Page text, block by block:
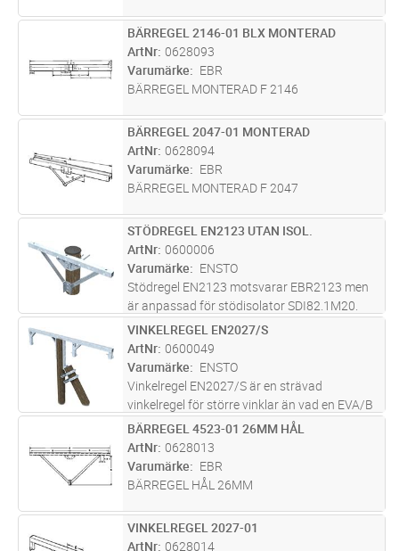
ST Lägg i kundvagn
BÄRREGEL 2146-01 BLX MONTERAD
ArtNr 0628093
Varumärke
EBR
BÄRREGEL MONTERAD F 2146
ST Lägg i kundvagn
BÄRREGEL 2047-01 MONTERAD
ArtNr 0628094
Varumärke
EBR
BÄRREGEL MONTERAD F 2047
ST Lägg i kundvagn
STÖDREGEL EN2123 UTAN ISOL.
ArtNr 0600006
Varumärke
ENSTO
Stödregel EN2123 motsvarar EBR2123 men
är anpassad för stödisolator SDI82.1M20.
ST Lägg i kundvagn
VINKELREGEL EN2027/S
ArtNr 0600049
Varumärke
ENSTO
Vinkelregel EN2027/S är en strävad
vinkelregel för större vinklar än vad en EVA/B
klarar, liknar EVA/B22(EBR2027) men med
sträva. 2meters slipers 1,5m ner i stolphålet
alt. 2 tryckstag används för at
ST Lägg i kundvagn
BÄRREGEL 4523-01 26MM HÅL
ArtNr 0628013
Varumärke
EBR
BÄRREGEL HÅL 26MM
ST Lägg i kundvagn
VINKELREGEL 2027-01
ArtNr 0628014